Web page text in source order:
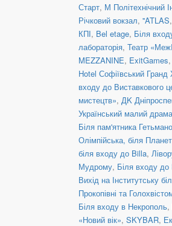
Старт, М Політехнічний
Річковий вокзал, ''ATLAS,
КПІ, Bel etage, Біля
лабораторія, Театр
MEZZANINE, ExitGames,
Hotel Софіївський Гранд
входу до Виставкового
мистецтв», ДK
Український малий
Біля пам'ятника
Олімпійська, біля
біля входу до Billa,
Мудрому, Біля входу
Вихід на Інститутську
Прокопівні та
Біля входу в Некрополь,
«Новий вік», SKYBAR,